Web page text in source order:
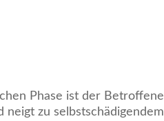
Phase ist der
zu